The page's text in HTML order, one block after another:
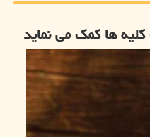
ها کمک می نماید